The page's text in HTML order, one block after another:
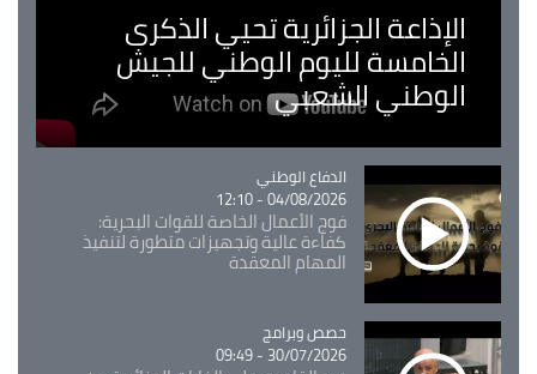
الإذاعة الجزائرية تحيي الذكرى
الخامسة لليوم الوطني للجيش
الوطني الشعبي
Catégorie
الدفاع الوطني
04/08/2026 - 12:10
فوج الأعمال الخاصة للقوات البحرية:
كفاءة عالية وتجهيزات متطورة لتنفيذ
المهام المعقدة
Catégorie
حصص وبرامج
30/07/2026 - 09:49